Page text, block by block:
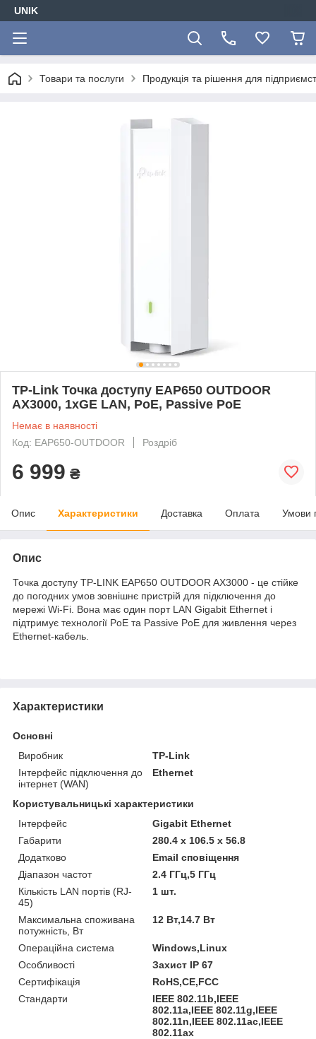
UNIK
Товари та послуги Продукція та рішення для
TP-Link Точка доступу EAP650 OUTDOOR
AX3000, 1xGE LAN, PoE, Passive PoE
Немає в наявності
Код: EAP650-OUTDOOR
Роздріб
6 999 ₴
Опис Характеристики Доставка Оплата Умови
Опис
Точка доступу TP-LINK EAP650 OUTDOOR AX3000 - це стійке
до погодних умов зовнішнє пристрій для підключення до
мережі Wi-Fi. Вона має один порт LAN Gigabit Ethernet і
підтримує технології PoE та Passive PoE для живлення через
Ethernet-кабель.
Характеристики
Основні
Виробник
TP-Link
Інтерфейс підключення до
інтернет (WAN)
Ethernet
Користувальницькі характеристики
Інтерфейс
Gigabit Ethernet
Габарити
280.4 x 106.5 x 56.8
Додатково
Email сповіщення
Діапазон частот
2.4 ГГц,5 ГГц
Кількість LAN портів (RJ-
45)
1 шт.
Максимальна споживана
потужність, Вт
12 Вт,14.7 Вт
Операційна система
Windows,Linux
Особливості
Захист IP 67
Сертифікація
RoHS,CE,FCC
Стандарти
IEEE 802.11b,IEEE
802.11a,IEEE 802.11g,IEEE
802.11n,IEEE 802.11ac,IEEE
802.11ax